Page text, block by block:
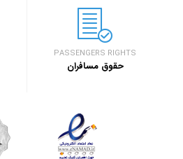
PASSENGERS RIGHTS
حقوق مسافران